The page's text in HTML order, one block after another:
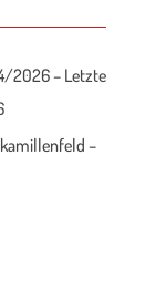
2026 – Letzte
–